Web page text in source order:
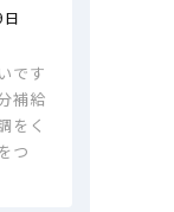
です
補給
をく
つ